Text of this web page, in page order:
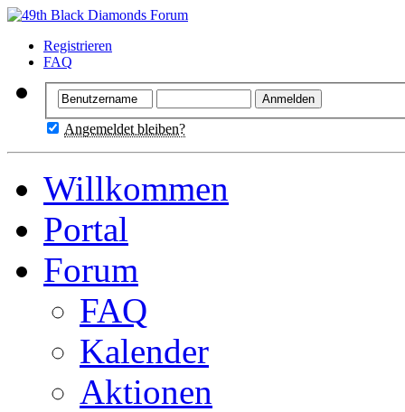
Registrieren
FAQ
Angemeldet bleiben?
Willkommen
Portal
Forum
FAQ
Kalender
Aktionen